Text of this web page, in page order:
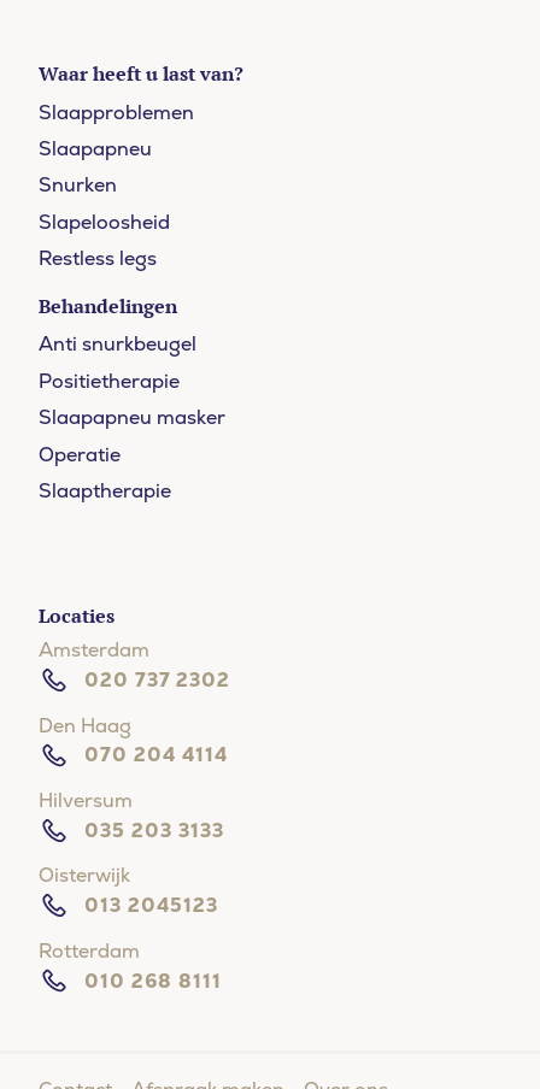
Moeite met in slaap vallen?
Waar heeft u last van?
Slaapproblemen
Slaapapneu
Snurken
Slapeloosheid
Restless legs
Behandelingen
Anti snurkbeugel
Positietherapie
Slaapapneu masker
Operatie
Slaaptherapie
Locaties
Amsterdam
020 737 2302
Den Haag
070 204 4114
Hilversum
035 203 3133
Oisterwijk
013 2045123
Rotterdam
010 268 8111